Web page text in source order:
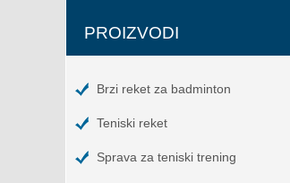
PROIZVODI
Brzi reket za badminton
Teniski reket
Sprava za teniski trening